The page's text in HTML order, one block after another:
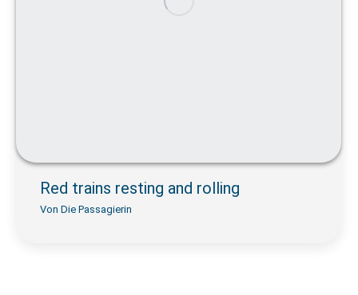
Red trains resting and rolling
Von Die Passagierin